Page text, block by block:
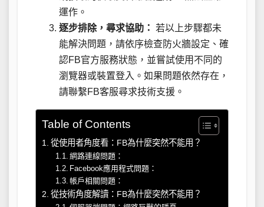
運作。
逐步排除，尋求協助： 若以上步驟都未
能解決問題，請依序檢查防火牆設定、確
認FB官方服務狀態，並嘗試使用不同的
瀏覽器或裝置登入。如果問題依然存在，
請聯繫FB客服尋求技術支援。
Table of Contents
從使用者角度看：FB為什麼突然不能用？
網路連線問題：
Facebook應用程式問題：
帳戶相關問題：
從技術角度解讀：FB為什麼突然不能用？